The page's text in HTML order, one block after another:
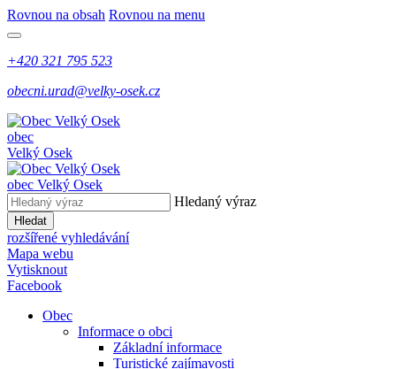
Rovnou na obsah Rovnou na menu
+420 321 795 523
obecni.urad@velky-osek.cz
obec
Velký Osek
obec Velký Osek
Hledaný výraz
Hledat
rozšířené vyhledávání
Mapa webu
Vytisknout
Facebook
Obec
Informace o obci
Základní informace
Turistické zajímavosti